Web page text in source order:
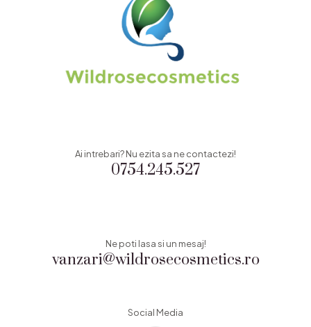
0754.245.527
Ai intrebari? Nu ezita sa ne contactezi!
vanzari@wildrosecosmetics.ro
Ne poti lasa si un mesaj!
Social Media